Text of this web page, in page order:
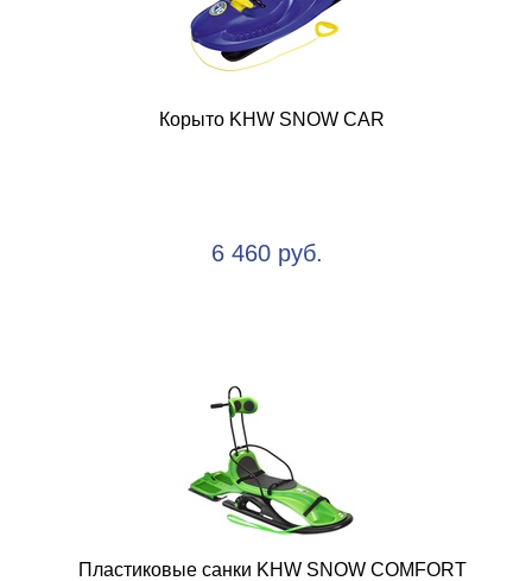
Корыто KHW SNOW CAR
6 460 руб.
Пластиковые санки KHW SNOW COMFORT